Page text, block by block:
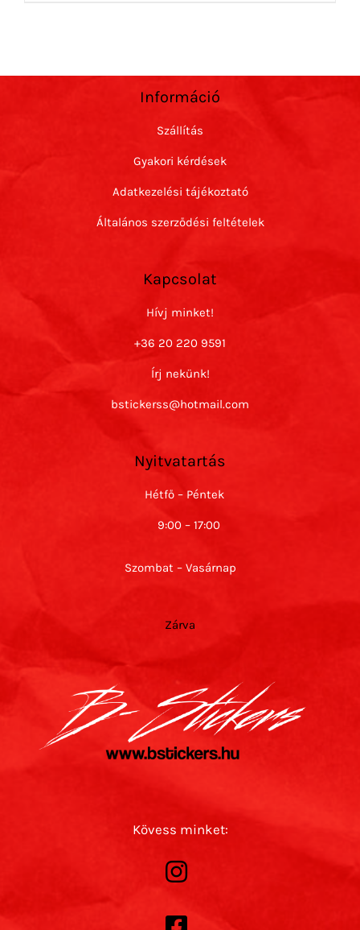
Információ
Szállítás
Gyakori kérdések
Adatkezelési tájékoztató
Általános szerződési feltételek
Kapcsolat
Hívj minket!
+36 20 220 9591
Írj nekünk!
bstickerss@hotmail.com
Nyitvatartás
Hétfő – Péntek
9:00 – 17:00
Szombat – Vasárnap
Zárva
Kövess minket: